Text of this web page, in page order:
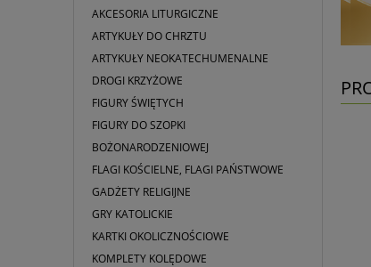
AKCESORIA LITURGICZNE
ARTYKUŁY DO CHRZTU
ARTYKUŁY NEOKATECHUMENALNE
DROGI KRZYŻOWE
FIGURY ŚWIĘTYCH
FIGURY DO SZOPKI
BOŻONARODZENIOWEJ
FLAGI KOŚCIELNE, FLAGI PAŃSTWOWE
GADŻETY RELIGIJNE
GRY KATOLICKIE
KARTKI OKOLICZNOŚCIOWE
KOMPLETY KOLĘDOWE